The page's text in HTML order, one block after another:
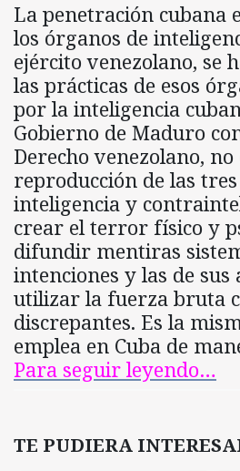
La penetración cubana
los órganos de
ejército venezolano, se
las prácticas de esos
por la inteligencia
Gobierno de Maduro
Derecho venezolano,
reproducción de las
inteligencia y
crear el terror físico y
difundir mentiras
intenciones y las de
utilizar la fuerza bruta
discrepantes. Es la
emplea en Cuba de
Para seguir leyendo…
TE PUDIERA